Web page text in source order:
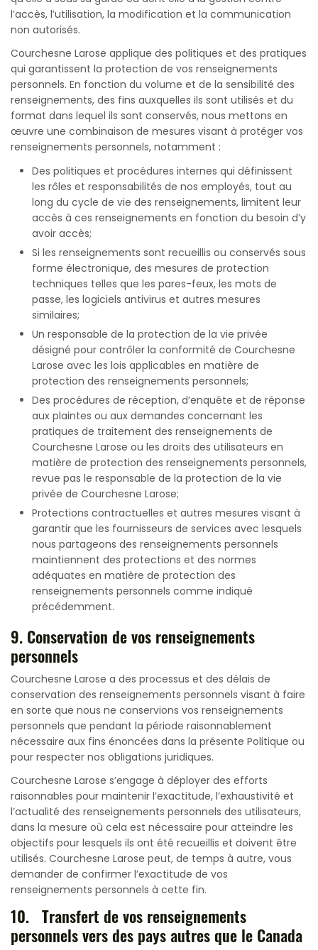
l’accès, l’utilisation, la modification et la communication
non autorisés.
Courchesne Larose applique des politiques et des pratiques
qui garantissent la protection de vos renseignements
personnels. En fonction du volume et de la sensibilité des
renseignements, des fins auxquelles ils sont utilisés et du
format dans lequel ils sont conservés, nous mettons en
œuvre une combinaison de mesures visant à protéger vos
renseignements personnels, notamment :
Des politiques et procédures internes qui définissent
les rôles et responsabilités de nos employés, tout au
long du cycle de vie des renseignements, limitent leur
accès à ces renseignements en fonction du besoin d’y
avoir accès;
Si les renseignements sont recueillis ou conservés sous
forme électronique, des mesures de protection
techniques telles que les pares-feux, les mots de
passe, les logiciels antivirus et autres mesures
similaires;
Un responsable de la protection de la vie privée
désigné pour contrôler la conformité de Courchesne
Larose avec les lois applicables en matière de
protection des renseignements personnels;
Des procédures de réception, d’enquête et de réponse
aux plaintes ou aux demandes concernant les
pratiques de traitement des renseignements de
Courchesne Larose ou les droits des utilisateurs en
matière de protection des renseignements personnels,
revue pas le responsable de la protection de la vie
privée de Courchesne Larose;
Protections contractuelles et autres mesures visant à
garantir que les fournisseurs de services avec lesquels
nous partageons des renseignements personnels
maintiennent des protections et des normes
adéquates en matière de protection des
renseignements personnels comme indiqué
précédemment.
9. Conservation de vos renseignements
personnels
Courchesne Larose a des processus et des délais de
conservation des renseignements personnels visant à faire
en sorte que nous ne conservions vos renseignements
personnels que pendant la période raisonnablement
nécessaire aux fins énoncées dans la présente Politique ou
pour respecter nos obligations juridiques.
Courchesne Larose s’engage à déployer des efforts
raisonnables pour maintenir l’exactitude, l’exhaustivité et
l’actualité des renseignements personnels des utilisateurs,
dans la mesure où cela est nécessaire pour atteindre les
objectifs pour lesquels ils ont été recueillis et doivent être
utilisés. Courchesne Larose peut, de temps à autre, vous
demander de confirmer l’exactitude de vos
renseignements personnels à cette fin.
10. Transfert de vos renseignements
personnels vers des pays autres que le Canada